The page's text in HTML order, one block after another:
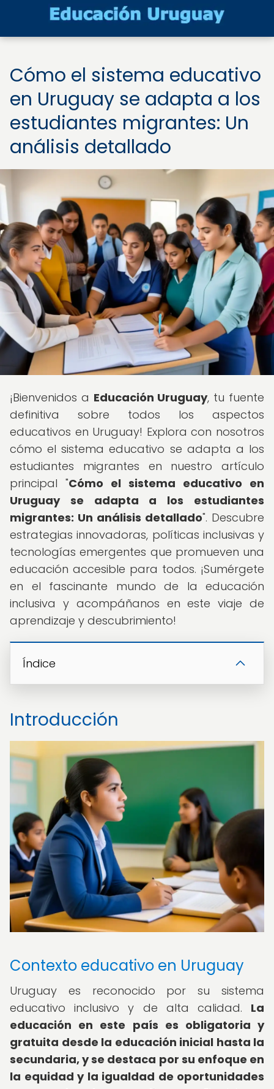
Cómo el sistema educativo
en Uruguay se adapta a los
estudiantes migrantes: Un
análisis detallado
¡Bienvenidos a Educación Uruguay, tu fuente
definitiva sobre todos los aspectos
educativos en Uruguay! Explora con nosotros
cómo el sistema educativo se adapta a los
estudiantes migrantes en nuestro artículo
principal "Cómo el sistema educativo en
Uruguay se adapta a los estudiantes
migrantes: Un análisis detallado". Descubre
estrategias innovadoras, políticas inclusivas y
tecnologías emergentes que promueven una
educación accesible para todos. ¡Sumérgete
en el fascinante mundo de la educación
inclusiva y acompáñanos en este viaje de
aprendizaje y descubrimiento!
Índice
Introducción
Contexto educativo en Uruguay
Uruguay es reconocido por su sistema
educativo inclusivo y de alta calidad. La
educación en este país es obligatoria y
gratuita desde la educación inicial hasta la
secundaria, y se destaca por su enfoque en
la equidad y la igualdad de oportunidades